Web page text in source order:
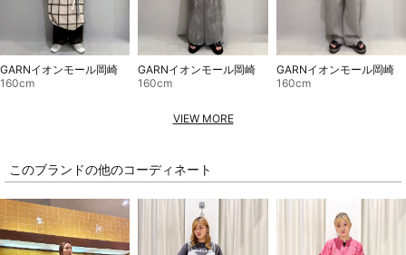
GARNイオンモール岡崎
160cm
GARNイオンモール岡崎
160cm
GARNイオンモール岡崎
160cm
VIEW MORE
このブランドの他のコーディネート